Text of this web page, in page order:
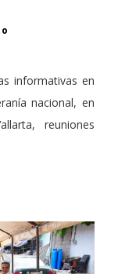
informativas en
nacional, en
reuniones